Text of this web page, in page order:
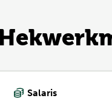
Salaris